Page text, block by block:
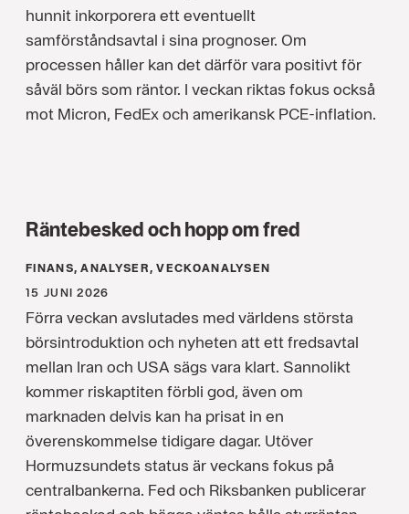
hunnit inkorporera ett eventuellt
samförståndsavtal i sina prognoser. Om
processen håller kan det därför vara positivt för
såväl börs som räntor. I veckan riktas fokus också
mot Micron, FedEx och amerikansk PCE-inflation.
Räntebesked och hopp om fred
FINANS, ANALYSER, VECKOANALYSEN
15 JUNI 2026
Förra veckan avslutades med världens största
börsintroduktion och nyheten att ett fredsavtal
mellan Iran och USA sägs vara klart. Sannolikt
kommer riskaptiten förbli god, även om
marknaden delvis kan ha prisat in en
överenskommelse tidigare dagar. Utöver
Hormuzsundets status är veckans fokus på
centralbankerna. Fed och Riksbanken publicerar